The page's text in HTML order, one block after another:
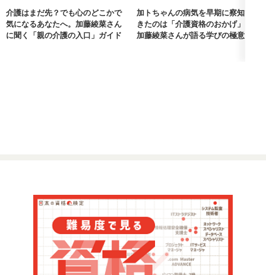
介護はまだ先？でも心のどこかで
気になるあなたへ。加藤綾菜さん
に聞く「親の介護の入口」ガイド
加トちゃんの病気を早期に察知で
きたのは「介護資格のおかげ」。
加藤綾菜さんが語る学びの極意